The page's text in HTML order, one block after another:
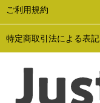
ご利用規約
特定商取引法による表記